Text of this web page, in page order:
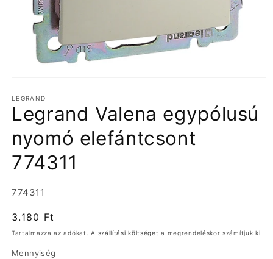
megnyitása
a
modális
párbeszédpanelen
LEGRAND
Legrand Valena egypólusú
nyomó elefántcsont
774311
Termékváltozat:
774311
Normál
ár
3.180 Ft
Tartalmazza az adókat. A szállítási költséget a megrendeléskor számítjuk ki.
Mennyiség